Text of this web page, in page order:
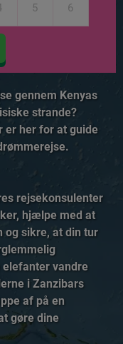
5 6
gennem Kenyas
strande?
er her for at guide
rejsekonsulenter
hjælpe med at
sikre, at din tur
vandre
i Zanzibars
af på en
gøre dine